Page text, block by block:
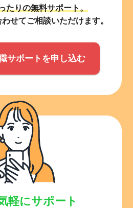
たりの無料サポート。
せてご相談いただけます。
サポートを申し込む
軽にサポート